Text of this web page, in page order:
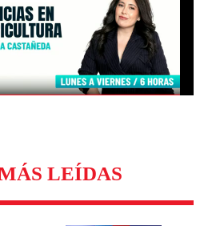
de Chile
LEÍDAS